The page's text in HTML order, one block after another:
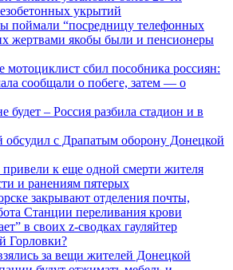
укрытий
поймали “посредницу телефонных
жертвами якобы были и пенсионеры
мотоциклист сбил пособника россиян:
сообщали о побеге, затем — о
будет – Россия разбила стадион и в
обсудил с Драпатым оборону Донецкой
к еще одной смерти жителя
и ранениям пятерых
закрывают отделения почты,
Станции переливания крови
в своих z-сводках гауляйтер
Горловки?
за вещи жителей Донецкой